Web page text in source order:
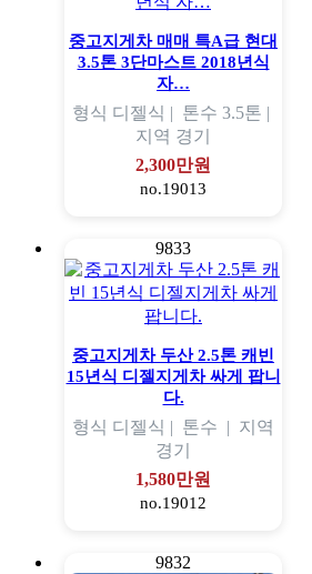
중고지게차 매매 특A급 현대
3.5톤 3단마스트 2018년식
자…
형식 디젤식 | 톤수 3.5톤 |
지역 경기
2,300만원
no.19013
9833
중고지게차 두산 2.5톤 캐빈
15년식 디젤지게차 싸게 팝니
다.
형식 디젤식 | 톤수 | 지역
경기
1,580만원
no.19012
9832